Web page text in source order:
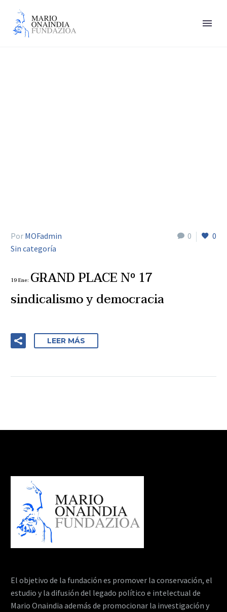
0 0
Por MOFadmin
Sin categoría
19 Ene: GRAND PLACE Nº 17
sindicalismo y democracia
LEER MÁS
El objetivo de la fundación es promover la conservación, el
estudio y la difusión del legado político e intelectual de
Mario Onaindia además de promocionar la investigación y